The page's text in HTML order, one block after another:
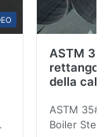
ASTM
della
ASTM 35#
Boiler Steel